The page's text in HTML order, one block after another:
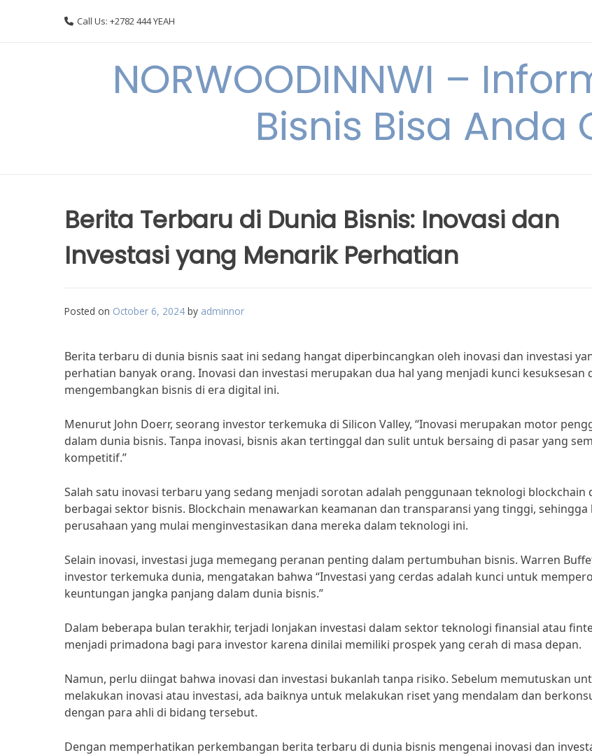
Call Us: +2782 444 YEAH
NORWOODINNWI –
Bisnis Bisa Anda
Berita Terbaru di Dunia Bisnis: Inovasi dan
Investasi yang Menarik Perhatian
Posted on October 6, 2024 by adminnor
Berita terbaru di dunia bisnis saat ini sedang hangat diperbincangkan oleh inovasi dan investasi
perhatian banyak orang. Inovasi dan investasi merupakan dua hal yang menjadi kunci kesuksesan
mengembangkan bisnis di era digital ini.
Menurut John Doerr, seorang investor terkemuka di Silicon Valley, “Inovasi merupakan motor
dalam dunia bisnis. Tanpa inovasi, bisnis akan tertinggal dan sulit untuk bersaing di pasar yang
kompetitif.”
Salah satu inovasi terbaru yang sedang menjadi sorotan adalah penggunaan teknologi blockchain
berbagai sektor bisnis. Blockchain menawarkan keamanan dan transparansi yang tinggi, sehingga
perusahaan yang mulai menginvestasikan dana mereka dalam teknologi ini.
Selain inovasi, investasi juga memegang peranan penting dalam pertumbuhan bisnis. Warren
investor terkemuka dunia, mengatakan bahwa “Investasi yang cerdas adalah kunci untuk
keuntungan jangka panjang dalam dunia bisnis.”
Dalam beberapa bulan terakhir, terjadi lonjakan investasi dalam sektor teknologi finansial atau
menjadi primadona bagi para investor karena dinilai memiliki prospek yang cerah di masa depan.
Namun, perlu diingat bahwa inovasi dan investasi bukanlah tanpa risiko. Sebelum memutuskan
melakukan inovasi atau investasi, ada baiknya untuk melakukan riset yang mendalam dan
dengan para ahli di bidang tersebut.
Dengan memperhatikan perkembangan berita terbaru di dunia bisnis mengenai inovasi dan